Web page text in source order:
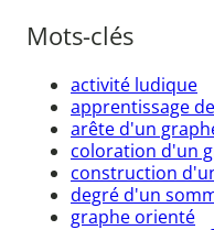
Mots-clés
activité ludique
apprentissage
arête d'un
coloration d'un
construction
degré d'un
graphe orienté